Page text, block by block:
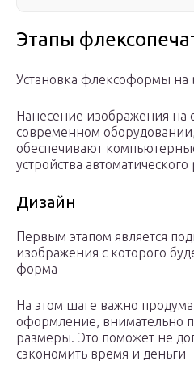
Этапы
Установка флексоформы на
Нанесение изображения на
современном
обеспечивают
устройства
Дизайн
Первым этапом является
изображения с которого
форма
На этом шаге важно
оформление, внимательно
размеры. Это поможет не
сэкономить время и деньги